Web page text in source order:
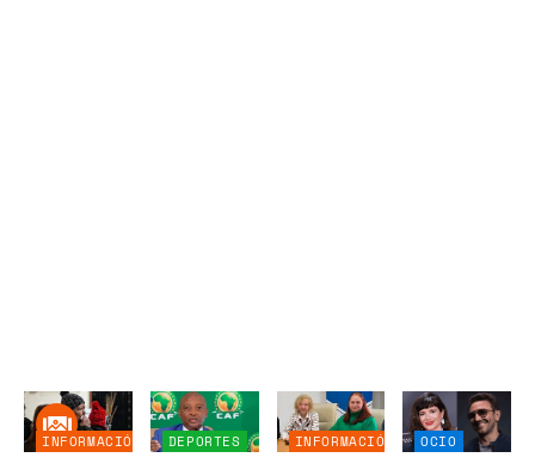
INFORMACIÓN
DEPORTES
INFORMACIÓN
OCIO